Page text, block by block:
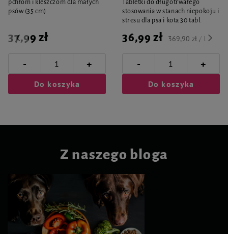
pchłom i kleszczom dla małych
psów (35 cm)
37,99 zł
- +
Do koszyka
Tabletki do długotrwałego
stosowania w stanach niepokoju i
stresu dla psa i kota 30 tabl.
36,99 zł 369,90 zł / l
- +
Do koszyka
Z naszego bloga